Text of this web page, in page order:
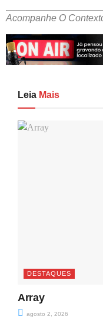
Acompanhe O
Leia Mais
DESTAQUES
Array
agosto 2, 2026